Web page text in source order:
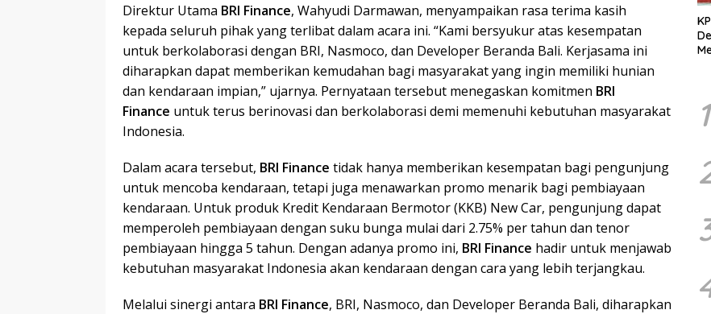
Direktur Utama BRI Finance, Wahyudi Darmawan, menyampaikan rasa terima kasih
kepada seluruh pihak yang terlibat dalam acara ini. “Kami bersyukur atas kesempatan
untuk berkolaborasi dengan BRI, Nasmoco, dan Developer Beranda Bali. Kerjasama ini
diharapkan dapat memberikan kemudahan bagi masyarakat yang ingin memiliki hunian
dan kendaraan impian,” ujarnya. Pernyataan tersebut menegaskan komitmen BRI
Finance untuk terus berinovasi dan berkolaborasi demi memenuhi kebutuhan masyarakat
Indonesia.
Dalam acara tersebut, BRI Finance tidak hanya memberikan kesempatan bagi pengunjung
untuk mencoba kendaraan, tetapi juga menawarkan promo menarik bagi pembiayaan
kendaraan. Untuk produk Kredit Kendaraan Bermotor (KKB) New Car, pengunjung dapat
memperoleh pembiayaan dengan suku bunga mulai dari 2.75% per tahun dan tenor
pembiayaan hingga 5 tahun. Dengan adanya promo ini, BRI Finance hadir untuk menjawab
kebutuhan masyarakat Indonesia akan kendaraan dengan cara yang lebih terjangkau.
Melalui sinergi antara BRI Finance, BRI, Nasmoco, dan Developer Beranda Bali, diharapkan
1